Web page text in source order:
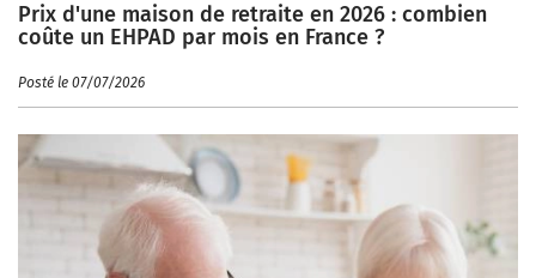
Prix d'une maison de retraite en 2026 : combien
coûte un EHPAD par mois en France ?
Posté le 07/07/2026